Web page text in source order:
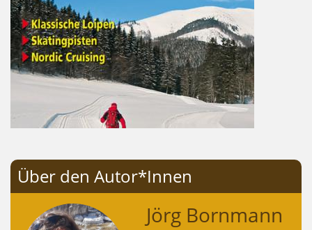
Über den Autor*Innen
Jörg Bornmann